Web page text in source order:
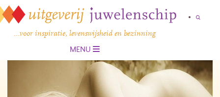
…voor inspiratie, levenswijsheid en bezinning
MENU